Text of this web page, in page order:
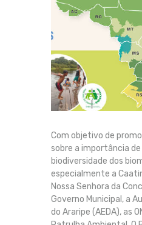
Com objetivo de
sobre a importância
biodiversidade dos
especialmente a
Nossa Senhora da
Governo Municipal, a
do Araripe (AEDA), as